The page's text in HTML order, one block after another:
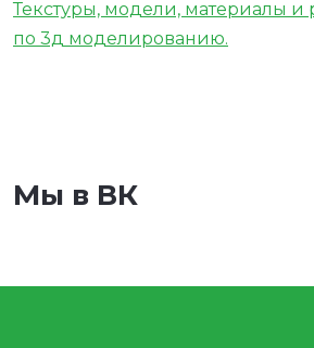
Текстуры, модели, материалы и
по 3д моделированию.
Мы в ВК